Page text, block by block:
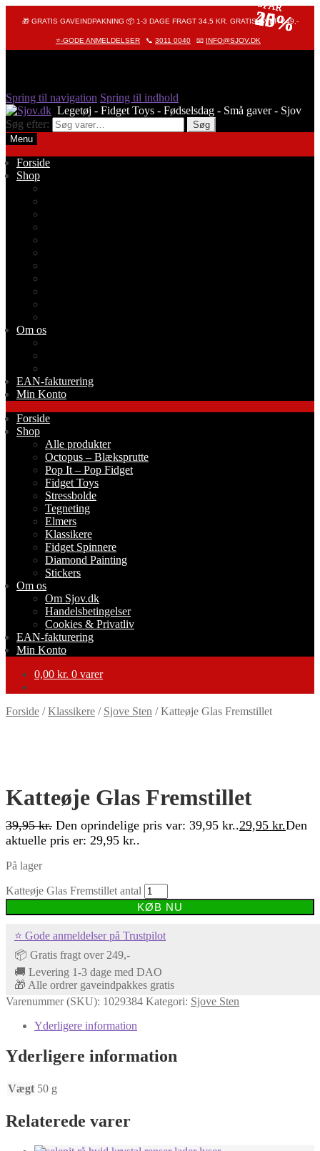
🎁 GRATIS GAVEINDPAKNING 📦 1-3 DAGE FRAGT 34,5 KR. GRATIS OVER 249,-
⭐-GODE ANMELDELSER 📞 3011 0040 📧 INFO@SJOV.DK
Spring til navigation Spring til indhold
Søg efter:
Søg
Menu
Forside
Shop
Om os
EAN-fakturering
Min Konto
Forside
Shop
Alle produkter
Octopus – Blæksprutte
Pop It – Pop Fidget
Fidget Toys
Stressbolde
Tegneting
Elmers
Klassikere
Fidget Spinnere
Diamond Painting
Stickers
Om os
Om Sjov.dk
Handelsbetingelser
Cookies & Privatliv
EAN-fakturering
Min Konto
0,00 kr. 0 varer
Forside /Klassikere / Sjove Sten /Katteøje Glas Fremstillet
Katteøje Glas Fremstillet
39,95kr. Den oprindelige pris var: 39,95 kr..29,95 kr.Den
aktuelle pris er: 29,95 kr..
På lager
Katteøje Glas Fremstillet antal
KØB NU
⭐ Gode anmeldelser på Trustpilot
📦 Gratis fragt over 249,-
🚚 Levering 1-3 dage med DAO
🎁 Alle ordrer gaveindpakkes gratis
Varenummer (SKU): 1029384 Kategori: Sjove Sten
Yderligere information
Yderligere information
Vægt 50 g
Relaterede varer
SPAR
25%
SPAR
40%
SPAR
25%